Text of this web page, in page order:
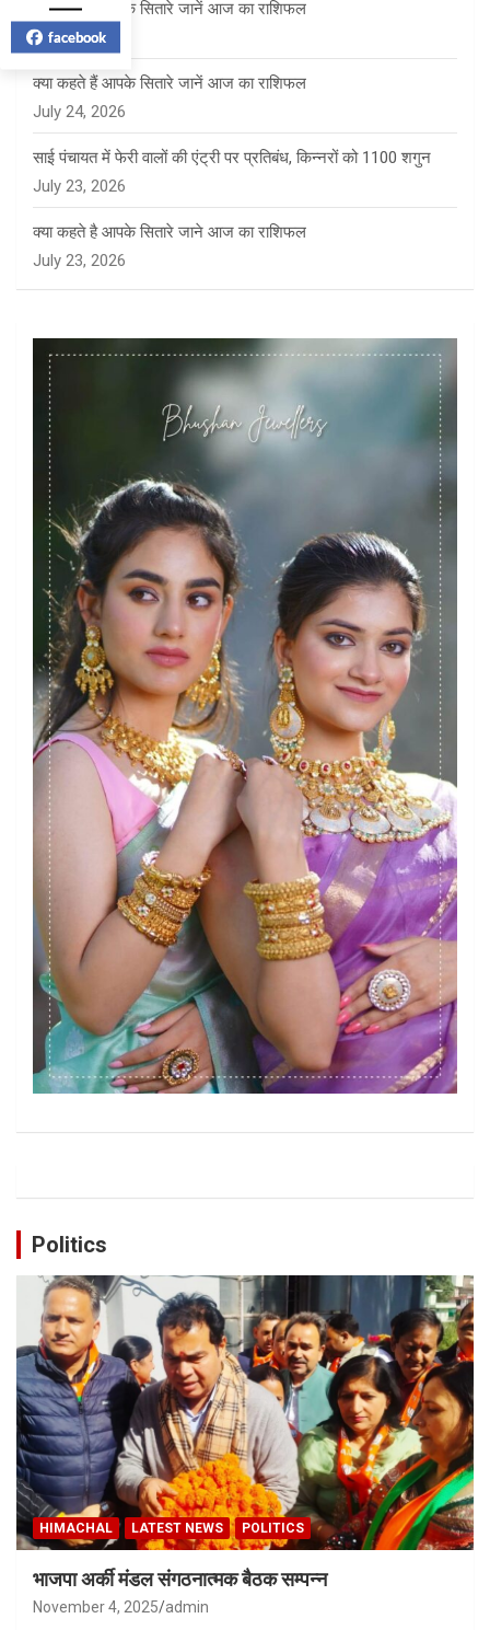
क्या कहते हैं आपके सितारे जानें आज का राशिफल
July 27, 2026
क्या कहते हैं आपके सितारे जानें आज का राशिफल
July 24, 2026
साई पंचायत में फेरी वालों की एंट्री पर प्रतिबंध, किन्नरों को 1100 शगुन
July 23, 2026
क्या कहते है आपके सितारे जाने आज का राशिफल
July 23, 2026
Politics
HIMACHAL LATEST NEWS POLITICS
भाजपा अर्की मंडल संगठनात्मक बैठक सम्पन्न
November 4, 2025 admin
facebook